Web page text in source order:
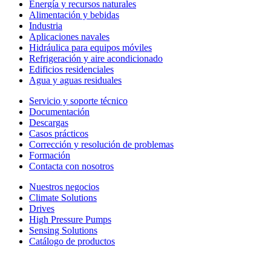
Energía y recursos naturales
Alimentación y bebidas
Industria
Aplicaciones navales
Hidráulica para equipos móviles
Refrigeración y aire acondicionado
Edificios residenciales
Agua y aguas residuales
Servicio y soporte técnico
Documentación
Descargas
Casos prácticos
Corrección y resolución de problemas
Formación
Contacta con nosotros
Nuestros negocios
Climate Solutions
Drives
High Pressure Pumps
Sensing Solutions
Catálogo de productos